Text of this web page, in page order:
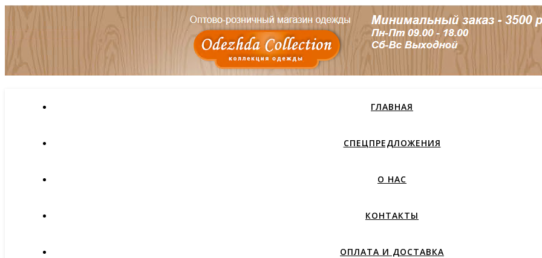
ГЛАВНАЯ
СПЕЦПРЕДЛОЖЕНИЯ
О НАС
КОНТАКТЫ
ОПЛАТА И ДОСТАВКА